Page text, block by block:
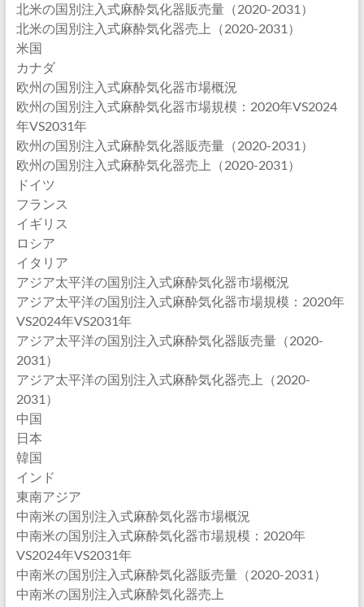
北米の国別注入式麻酔気化器販売量（2020-2031）
北米の国別注入式麻酔気化器売上（2020-2031）
米国
カナダ
欧州の国別注入式麻酔気化器市場概況
欧州の国別注入式麻酔気化器市場規模：2020年VS2024
年VS2031年
欧州の国別注入式麻酔気化器販売量（2020-2031）
欧州の国別注入式麻酔気化器売上（2020-2031）
ドイツ
フランス
イギリス
ロシア
イタリア
アジア太平洋の国別注入式麻酔気化器市場概況
アジア太平洋の国別注入式麻酔気化器市場規模：2020年
VS2024年VS2031年
アジア太平洋の国別注入式麻酔気化器販売量（2020-
2031）
アジア太平洋の国別注入式麻酔気化器売上（2020-
2031）
中国
日本
韓国
インド
東南アジア
中南米の国別注入式麻酔気化器市場概況
中南米の国別注入式麻酔気化器市場規模：2020年
VS2024年VS2031年
中南米の国別注入式麻酔気化器販売量（2020-2031）
中南米の国別注入式麻酔気化器売上